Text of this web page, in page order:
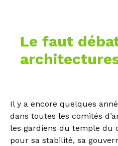
Le faut
Il y a encore quelques
dans toutes les comités
les gardiens du temple du
pour sa stabilité, sa